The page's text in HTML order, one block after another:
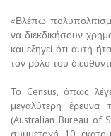
«Βλέπω
να διεκδικήσουν
και εξηγεί ότι αυτή
τον ρόλο του
Το Census, όπως
μεγαλύτερη έρευνα
(Australian Bureau of